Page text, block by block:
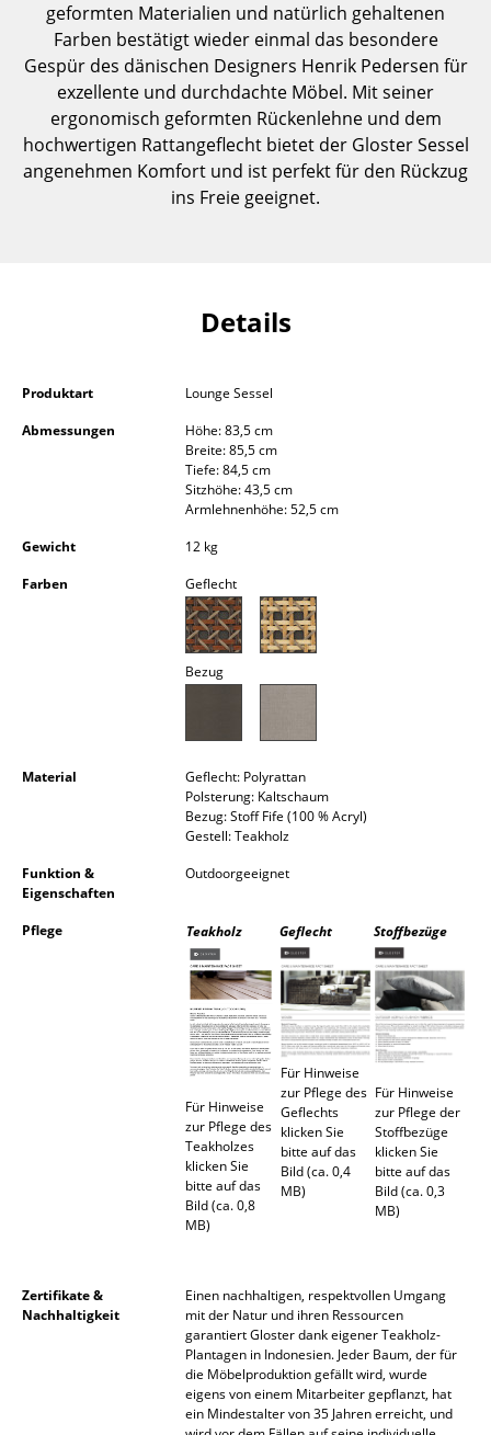
... alle Tische
Aufbewahren
Regale & Schränke
Bücherregale
Barmöbel
Garderoben
Kleinaufbewahrung
... alle Aufbewahrungsmöbel
Hängeleuchten & Deckenleuchten
Schreibtischleuchten
Stehleuchten & Leseleuchten
Wandleuchten
Outdoor-Leuchten
... alle Betten
geformten Materialien und natürlich gehaltenen
Farben bestätigt wieder einmal das besondere
Gespür des dänischen Designers Henrik Pedersen für
exzellente und durchdachte Möbel. Mit seiner
ergonomisch geformten Rückenlehne und dem
hochwertigen Rattangeflecht bietet der Gloster Sessel
angenehmen Komfort und ist perfekt für den Rückzug
ins Freie geeignet.
Details
Produktart
Lounge Sessel
Abmessungen
Höhe: 83,5 cm
Breite: 85,5 cm
Tiefe: 84,5 cm
Sitzhöhe: 43,5 cm
Armlehnenhöhe: 52,5 cm
Gewicht
12 kg
Farben
Geflecht
Bezug
Material
Geflecht: Polyrattan
Polsterung: Kaltschaum
Bezug: Stoff Fife (100 % Acryl)
Gestell: Teakholz
Funktion &
Eigenschaften
Outdoorgeeignet
Pflege Teakholz Geflecht Stoffbezüge
Für Hinweise
zur Pflege des
Teakholzes
klicken Sie
bitte auf das
Bild (ca. 0,8
MB)
Für Hinweise
zur Pflege des
Geflechts
klicken Sie
bitte auf das
Bild (ca. 0,4
MB)
Für Hinweise
zur Pflege der
Stoffbezüge
klicken Sie
bitte auf das
Bild (ca. 0,3
MB)
Zertifikate &
Nachhaltigkeit
Einen nachhaltigen, respektvollen Umgang
mit der Natur und ihren Ressourcen
garantiert Gloster dank eigener Teakholz-
Plantagen in Indonesien. Jeder Baum, der für
die Möbelproduktion gefällt wird, wurde
eigens von einem Mitarbeiter gepflanzt, hat
ein Mindestalter von 35 Jahren erreicht, und